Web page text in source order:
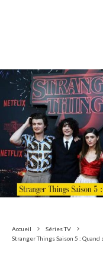
Accueil
Séries TV
Stranger Things Saison 5 :